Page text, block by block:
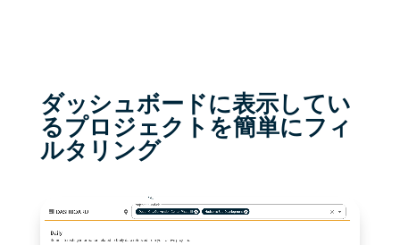
ダッシュボードに表示してい
るプロジェクトを簡単にフィ
ルタリング